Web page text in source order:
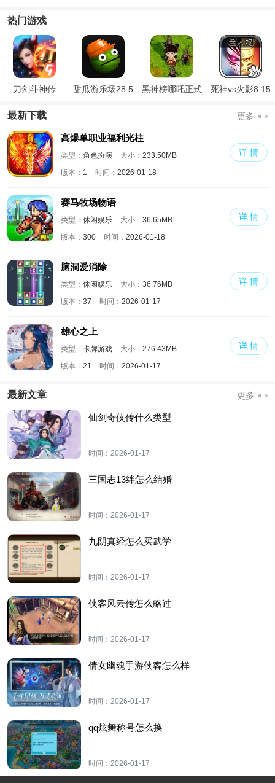
召唤版魔改版
热门游戏
刀剑斗神传
甜瓜游乐场28.5
黑神榜哪吒正式
死神vs火影8.15
最新下载 更多
高爆单职业福利光柱
类型： 角色扮演 大小： 233.50MB
版本： 1 时间： 2026-01-18
详 情
赛马牧场物语
类型： 休闲娱乐 大小： 36.65MB
版本： 300 时间： 2026-01-18
详 情
脑洞爱消除
类型： 休闲娱乐 大小： 36.76MB
版本： 37 时间： 2026-01-17
详 情
雄心之上
类型： 卡牌游戏 大小： 276.43MB
版本： 21 时间： 2026-01-17
详 情
最新文章 更多
仙剑奇侠传什么类型
时间： 2026-01-17
三国志13绊怎么结婚
时间： 2026-01-17
九阴真经怎么买武学
时间： 2026-01-17
侠客风云传怎么略过
时间： 2026-01-17
倩女幽魂手游侠客怎么样
时间： 2026-01-17
qq炫舞称号怎么换
时间： 2026-01-17